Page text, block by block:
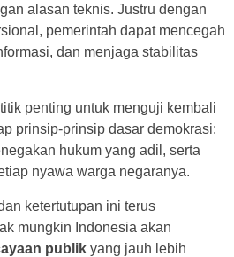
alasan teknis. Justru dengan
pemerintah dapat mencegah
dan menjaga stabilitas
penting untuk menguji kembali
prinsip-prinsip dasar demokrasi:
hukum yang adil, serta
nyawa warga negaranya.
ketertutupan ini terus
mungkin Indonesia akan
publik yang jauh lebih